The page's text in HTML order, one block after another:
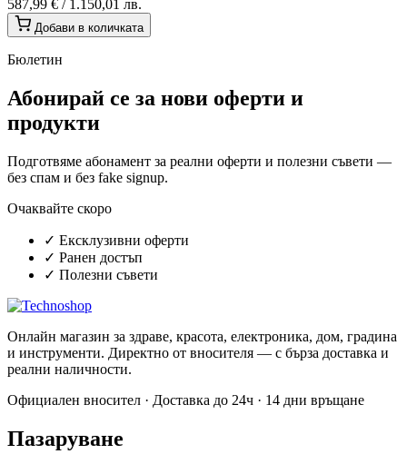
587,99 € / 1.150,01 лв.
Добави в количката
Бюлетин
Абонирай се за нови оферти и
продукти
Подготвяме абонамент за реални оферти и полезни съвети —
без спам и без fake signup.
Очаквайте скоро
✓ Ексклузивни оферти
✓ Ранен достъп
✓ Полезни съвети
Онлайн магазин за здраве, красота, електроника, дом, градина
и инструменти. Директно от вносителя — с бърза доставка и
реални наличности.
Официален вносител · Доставка до 24ч · 14 дни връщане
Пазаруване